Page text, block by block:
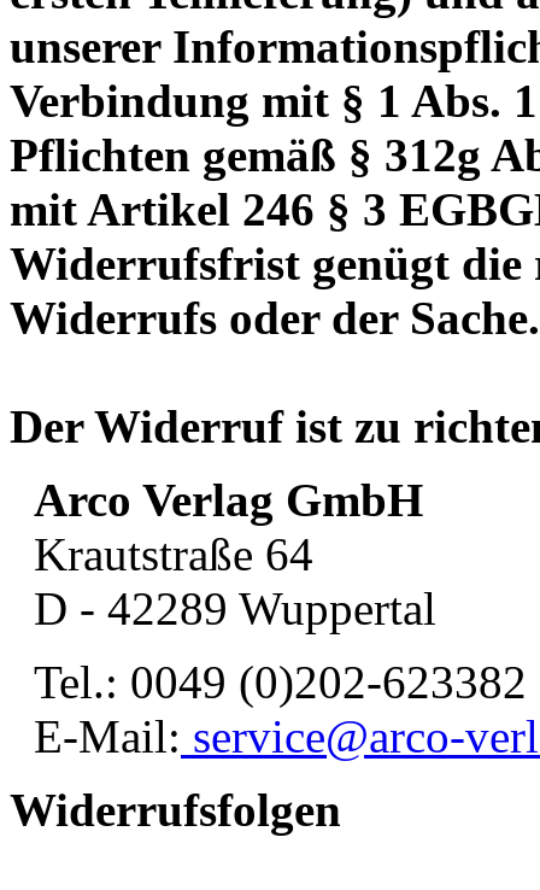
unserer
Verbindung mit § 1 Abs.
Pflichten gemäß § 312g
mit Artikel 246 § 3
Widerrufsfrist genügt die
Widerrufs oder der Sache.
Der Widerruf ist zu
Arco Verlag GmbH
Krautstraße 64
D - 42289 Wuppertal
Tel.: 0049 (0)202-623382
E-Mail: service@arco-
Widerrufsfolgen